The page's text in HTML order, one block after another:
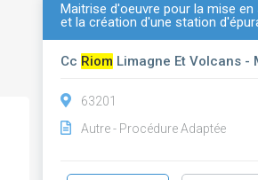
Maitrise d'oeuvre pour la mise
et la création d'une station
Cc Riom Limagne Et Volcans -
63201
Autre - Procédure Adaptée